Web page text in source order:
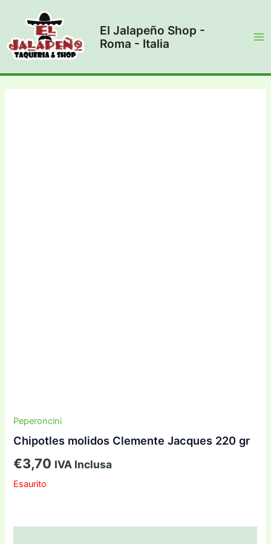
contenuto
El Jalapeño Shop -
Roma - Italia
Peperoncini
Chipotles molidos Clemente Jacques 220 gr
€3,70 IVA Inclusa
Esaurito